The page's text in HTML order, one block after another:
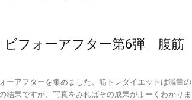
ビフォーアフター第6弾 腹筋
ーアフターを集めました。筋トレダイエットは減量の
結果ですが、写真をみればその成果がよーくわかりま